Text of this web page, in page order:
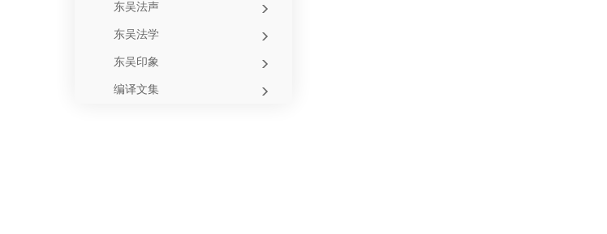
东吴法声
东吴法学
东吴印象
编译文集